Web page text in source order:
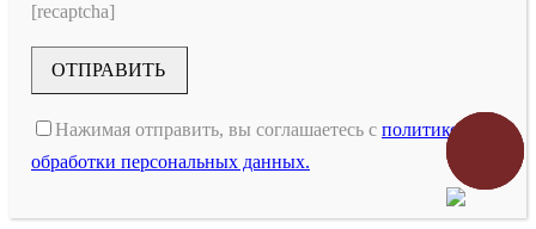
[recaptcha]
Нажимая отправить, вы соглашаетесь с политикой
обработки персональных данных.